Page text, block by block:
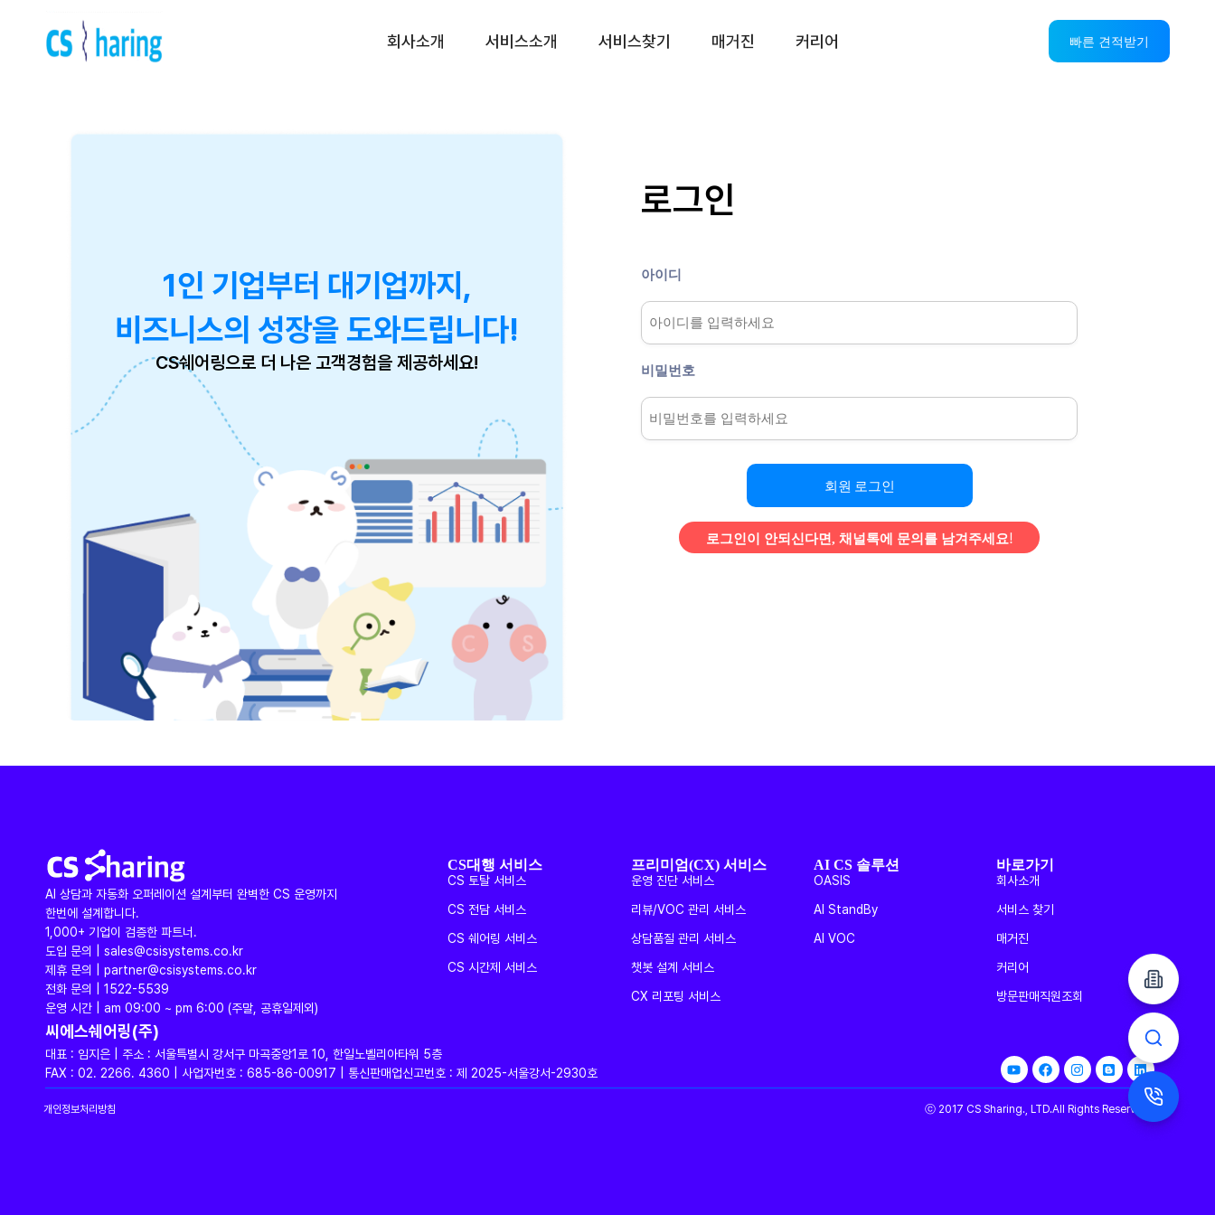
회사소개 서비스소개
VOC 관리 서비스
서비스찾기 매거진 커리어 빠른 견적받기
1인 기업부터 대기업까지,
비즈니스의 성장을 도와드립니다!
CS쉐어링으로 더 나은 고객경험을 제공하세요!
로그인
아이디
비밀번호
회원 로그인
로그인이 안되신다면, 채널톡에 문의를 남겨주세요!
AI 상담과 자동화 오퍼레이션 설계부터 완벽한 CS 운영까지
한번에 설계합니다.
1,000+ 기업이 검증한 파트너.
도입 문의 | sales@csisystems.co.kr
제휴 문의 | partner@csisystems.co.kr
전화 문의 | 1522-5539
운영 시간 | am 09:00 ~ pm 6:00 (주말, 공휴일제외)
CS대행 서비스
CS 토탈 서비스
CS 전담 서비스
CS 쉐어링 서비스
CS 시간제 서비스
프리미엄(CX) 서비스
운영 진단 서비스
리뷰/VOC 관리 서비스
상담품질 관리 서비스
챗봇 설계 서비스
CX 리포팅 서비스
AI CS 솔루션
OASIS
AI StandBy
AI VOC
바로가기
회사소개
서비스 찾기
매거진
커리어
방문판매직원조회
씨에스쉐어링(주)
대표 : 임지은 | 주소 : 서울특별시 강서구 마곡중앙1로 10, 한일노벨리아타워 5층
FAX : 02. 2266. 4360 | 사업자번호 : 685-86-00917 | 통신판매업신고번호 : 제 2025-서울강서-2930호
개인정보처리방침 ⓒ 2017 CS Sharing., LTD.All Rights Reserved.